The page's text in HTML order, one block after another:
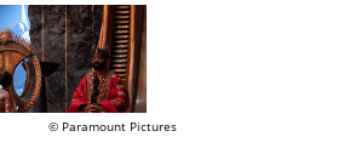
© Paramount Pictures